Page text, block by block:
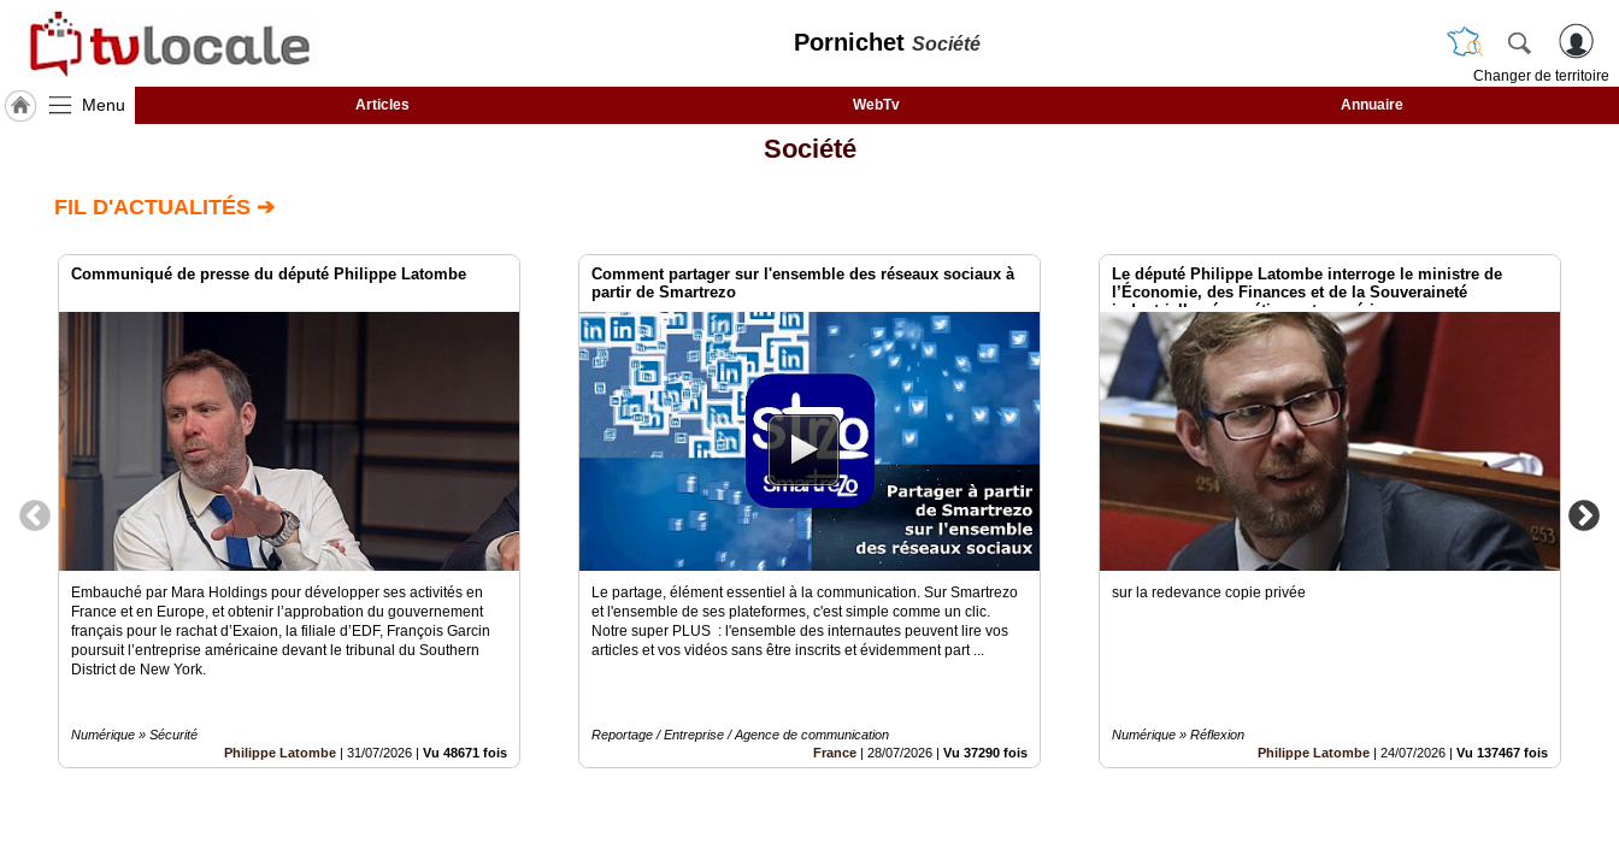
Pornichet Société
Changer de territoire
Menu Articles WebTv Annuaire
Gazette
Inscription
Société
FIL D'ACTUALITÉS ➔
Communiqué de presse du député Philippe Latombe
Embauché par Mara Holdings pour développer ses activités en
France et en Europe, et obtenir l’approbation du gouvernement
français pour le rachat d’Exaion, la filiale d’EDF, François Garcin
poursuit l’entreprise américaine devant le tribunal du Southern
District de New York.
Numérique » Sécurité
Philippe Latombe | 31/07/2026 | Vu 48671 fois
Comment partager sur l'ensemble des réseaux sociaux à
partir de Smartrezo
Le partage, élément essentiel à la communication. Sur Smartrezo
et l'ensemble de ses plateformes, c'est simple comme un clic.
Notre super PLUS : l'ensemble des internautes peuvent lire vos
articles et vos vidéos sans être inscrits et évidemment part ...
Reportage / Entreprise / Agence de communication
France | 28/07/2026 | Vu 37290 fois
Le député Philippe Latombe interroge le ministre de
l’Économie, des Finances et de la Souveraineté
industrielle , énergétique et numérique
sur la redevance copie privée
Numérique » Réflexion
Philippe Latombe | 24/07/2026 | Vu 137467 fois